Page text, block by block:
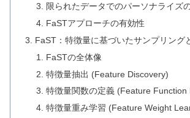
限られたデータでのパーソナライズ
FaSTアプローチの有効性
FaST：特徴量に基づいたサンプリング
FaSTの全体像
特徴量抽出 (Feature Discovery)
特徴量関数の定義 (Feature Function
特徴量重み学習 (Feature Weight